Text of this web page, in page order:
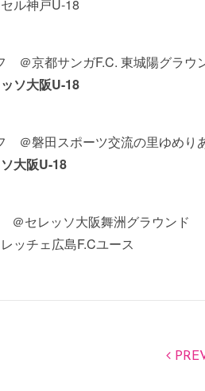
ル神戸U-18
＠京都サンガF.C. 東城陽グラウ
ソ大阪U-18
磐田スポーツ交流の里ゆめり
大阪U-18
セレッソ大阪舞洲グラウンド
チェ広島F.Cユース